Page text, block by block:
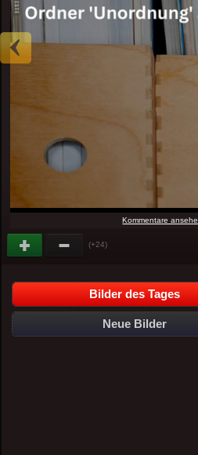
Kommentare
(+24)
Bilder des Tages
Neue Bilder